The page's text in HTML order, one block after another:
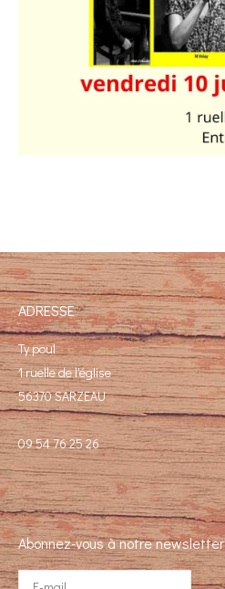
ADRESSE
Ty poul
1 ruelle de l'église
56370 SARZEAU
09 54 76 25 26
Abonnez-vous à notre newsletter